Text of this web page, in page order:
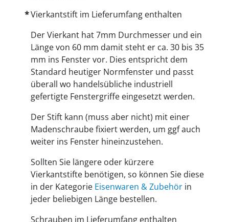
Vierkantstift im Lieferumfang enthalten
Der Vierkant hat 7mm Durchmesser und ein
Länge von 60 mm damit steht er ca. 30 bis 35
mm ins Fenster vor. Dies entspricht dem
Standard heutiger Normfenster und passt
überall wo handelsübliche industriell
gefertigte Fenstergriffe eingesetzt werden.
Der Stift kann (muss aber nicht) mit einer
Madenschraube fixiert werden, um ggf auch
weiter ins Fenster hineinzustehen.
Sollten Sie längere oder kürzere
Vierkantstifte benötigen, so können Sie diese
in der Kategorie Eisenwaren & Zubehör in
jeder beliebigen Länge bestellen.
Schrauben im Lieferumfang enthalten